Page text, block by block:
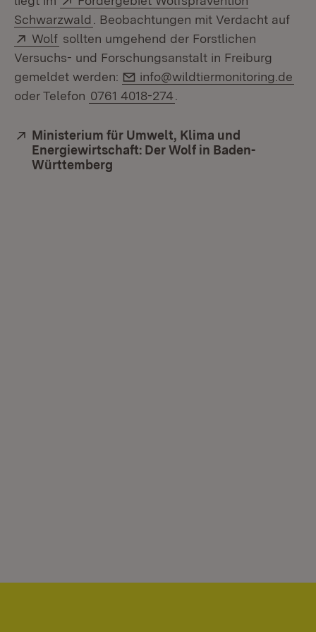
Schwarzwald (Öffnet in neuem Fenster)
. Beobachtungen mit Verdacht auf
Extern:
Wolf (Öffnet in neuem Fenster)
sollten umgehend der Forstlichen
Versuchs- und Forschungsanstalt in Freiburg
gemeldet werden:
E-Mail:
info@wildtiermonitoring.de
oder Telefon 0761 4018-274
Extern:
Ministerium für Umwelt, Klima und
Energiewirtschaft: Der Wolf in Baden-
Württemberg